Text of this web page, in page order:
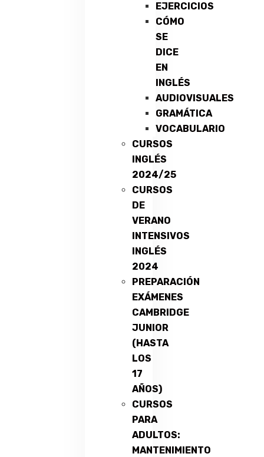
EJERCICIOS
CÓMO
SE
DICE
EN
INGLÉS
AUDIOVISUALES
GRAMÁTICA
VOCABULARIO
CURSOS
INGLÉS
2024/25
CURSOS
DE
VERANO
INTENSIVOS
INGLÉS
2024
PREPARACIÓN
EXÁMENES
CAMBRIDGE
JUNIOR
(HASTA
LOS
17
AÑOS)
CURSOS
PARA
ADULTOS:
MANTENIMIENTO